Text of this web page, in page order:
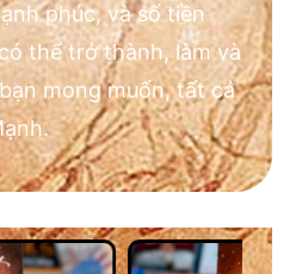
phúc, và số tiền
thể trở thành, làm và
mong muốn, tất cả